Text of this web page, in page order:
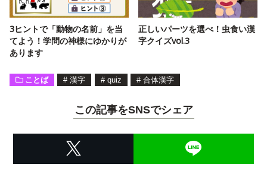
3ヒントで「動物の名前」を当
てよう！学問の神様にゆかりが
あります
正しいパーツを選べ！虫食い漢
字クイズvol.3
ことば # 漢字 # quiz # 合体漢字
この記事をSNSでシェア